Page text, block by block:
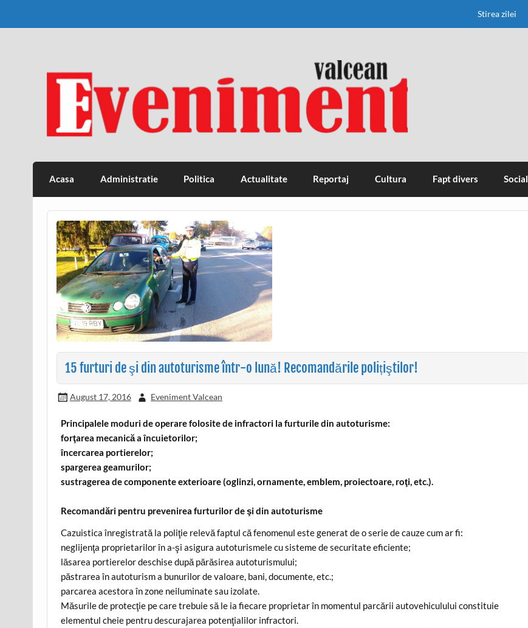
Stirea zilei
Eveniment Valcean
Acasa Administratie Politica Actualitate Reportaj Cultura Fapt divers Social
15 furturi de şi din autoturisme într-o lună! Recomandările polițiştilor!
August 17, 2016 Eveniment Valcean
Principalele moduri de operare folosite de infractori la furturile din autoturisme:
forţarea mecanică a încuietorilor;
încercarea portierelor;
spargerea geamurilor;
sustragerea de componente exterioare (oglinzi, ornamente, emblem, proiectoare, roţi, etc.).
Recomandări pentru prevenirea furturilor de şi din autoturisme
Cazuistica înregistrată la poliţie relevă faptul că fenomenul este generat de o serie de cauze cum ar fi:
neglijenţa proprietarilor în a-şi asigura autoturismele cu sisteme de securitate eficiente;
lăsarea portierelor deschise după părăsirea autoturismului;
păstrarea în autoturism a bunurilor de valoare, bani, documente, etc.;
parcarea acestora în zone neiluminate sau izolate.
Măsurile de protecţie pe care trebuie să le ia fiecare proprietar în momentul parcării autovehiculului constituie
elementul cheie pentru descurajarea potenţialilor infractori.